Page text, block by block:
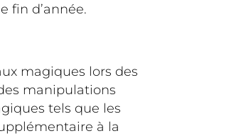
fin d’année.
magiques lors des
manipulations
tels que les
à la